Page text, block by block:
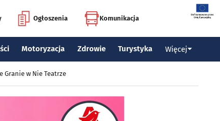
Ogłoszenia Komunikacja
Motoryzacja Zdrowie Turystyka Więcej
Granie w Nie Teatrze